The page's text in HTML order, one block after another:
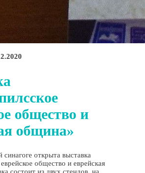
общество и
община»
синагоге открыта выставка
общество и еврейская